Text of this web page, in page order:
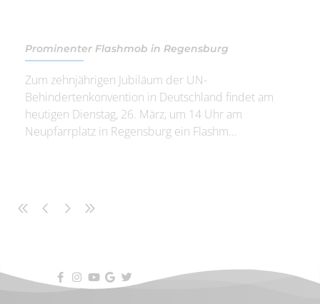
Prominenter Flashmob in Regensburg
Zum zehnjährigen Jubiläum der UN-
Behindertenkonvention in Deutschland findet am
heutigen Dienstag, 26. März, um 14 Uhr am
Neupfarrplatz in Regensburg ein Flashm...